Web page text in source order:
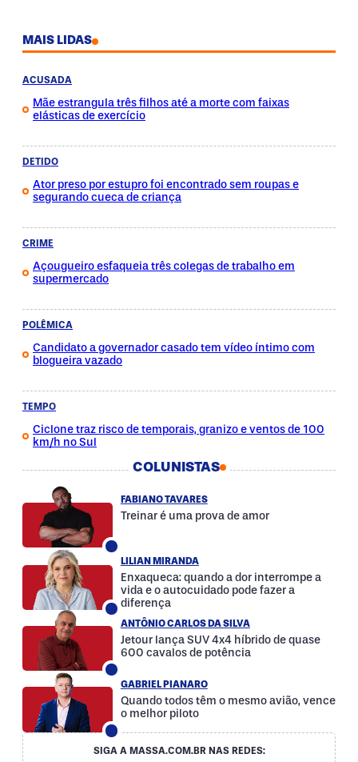
MAIS LIDAS
ACUSADA
Mãe estrangula três filhos até a morte com faixas
elásticas de exercício
DETIDO
Ator preso por estupro foi encontrado sem roupas e
segurando cueca de criança
CRIME
Açougueiro esfaqueia três colegas de trabalho em
supermercado
POLÊMICA
Candidato a governador casado tem vídeo íntimo com
blogueira vazado
TEMPO
Ciclone traz risco de temporais, granizo e ventos de 100
km/h no Sul
COLUNISTAS
FABIANO TAVARES
Treinar é uma prova de amor
LILIAN MIRANDA
Enxaqueca: quando a dor interrompe a
vida e o autocuidado pode fazer a
diferença
ANTÔNIO CARLOS DA SILVA
Jetour lança SUV 4x4 híbrido de quase
600 cavalos de potência
GABRIEL PIANARO
Quando todos têm o mesmo avião, vence
o melhor piloto
SIGA A MASSA.COM.BR NAS REDES: